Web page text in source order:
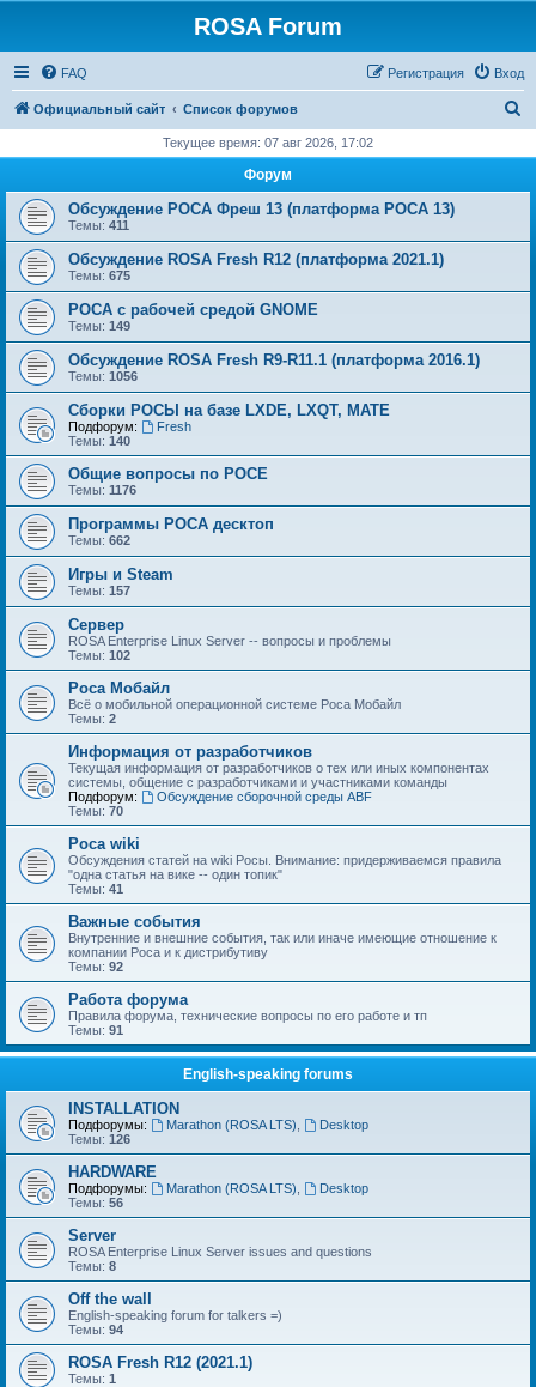
ROSA Forum
FAQ Вход
Регистрация
Официальный сайт Список форумов
с
Текущее время: 07 авг 2026, 17:02
Форум
Обсуждение РОСА Фреш 13 (платформа РОСА 13)
Темы: 411
Обсуждение ROSA Fresh R12 (платформа 2021.1)
Темы: 675
РОСА с рабочей средой GNOME
Темы: 149
Обсуждение ROSA Fresh R9-R11.1 (платформа 2016.1)
Темы: 1056
Сборки РОСЫ на базе LXDE, LXQT, MATE
Подфорум:
Fresh
Темы: 140
Общие вопросы по РОСЕ
Темы: 1176
Программы РОСА десктоп
Темы: 662
Игры и Steam
Темы: 157
Сервер
ROSA Enterprise Linux Server -- вопросы и проблемы
Темы: 102
Роса Мобайл
Всё о мобильной операционной системе Роса Мобайл
Темы: 2
Информация от разработчиков
Текущая информация от разработчиков о тех или иных компонентах
системы, общение с разработчиками и участниками команды
Подфорум:
Обсуждение сборочной среды ABF
Темы: 70
Роса wiki
Обсуждения статей на wiki Росы. Внимание: придерживаемся правила
"одна статья на вике -- один топик"
Темы: 41
Важные события
Внутренние и внешние события, так или иначе имеющие отношение к
компании Роса и к дистрибутиву
Темы: 92
Работа форума
Правила форума, технические вопросы по его работе и тп
Темы: 91
English-speaking forums
INSTALLATION
Подфорумы: Marathon (ROSA LTS)
Desktop
Темы: 126
HARDWARE
Подфорумы: Marathon (ROSA LTS)
Desktop
Темы: 56
Server
ROSA Enterprise Linux Server issues and questions
Темы: 8
Off the wall
English-speaking forum for talkers =)
Темы: 94
ROSA Fresh R12 (2021.1)
Темы: 1